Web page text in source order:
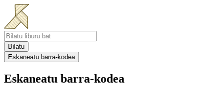
Bilatu
Eskaneatu barra-kodea
Eskaneatu barra-kodea